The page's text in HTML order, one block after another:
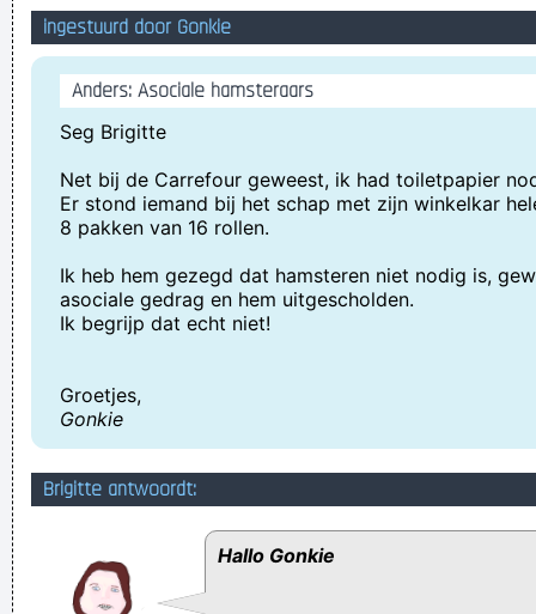
ingestuurd door Gonkie
Anders: Asociale hamsteraars
Seg Brigitte
Net bij de Carrefour geweest, ik had toiletpapier
Er stond iemand bij het schap met zijn winkelkar
8 pakken van 16 rollen.
Ik heb hem gezegd dat hamsteren niet nodig is,
asociale gedrag en hem uitgescholden.
Ik begrijp dat echt niet!
Groetjes,
Gonkie
Brigitte antwoordt:
Hallo Gonkie